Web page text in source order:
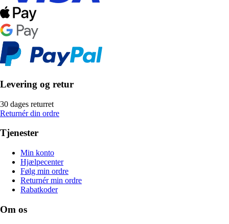
Levering og retur
30 dages returret
Returnér din ordre
Tjenester
Min konto
Hjælpecenter
Følg min ordre
Returnér min ordre
Rabatkoder
Om os